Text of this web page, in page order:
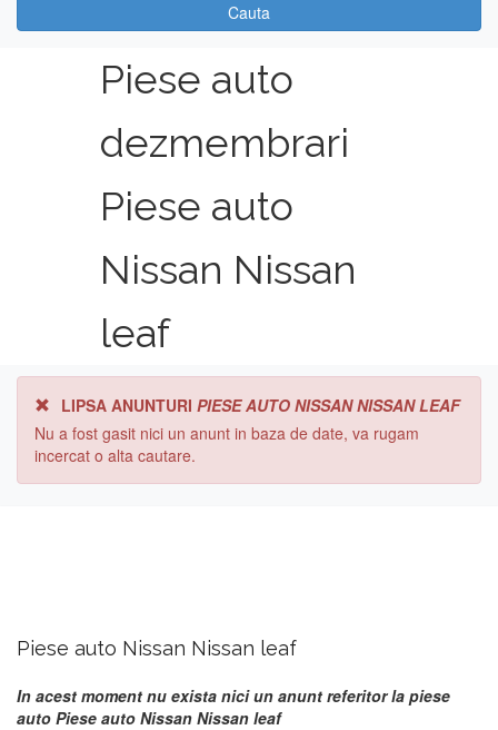
Cauta
Piese auto
dezmembrari
Piese auto
Nissan Nissan
leaf
LIPSA ANUNTURI PIESE AUTO NISSAN NISSAN LEAF
Nu a fost gasit nici un anunt in baza de date, va rugam
incercat o alta cautare.
Piese auto Nissan Nissan leaf
In acest moment nu exista nici un anunt referitor la piese
auto Piese auto Nissan Nissan leaf